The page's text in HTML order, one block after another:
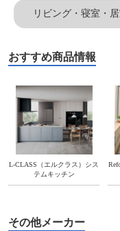
リビング・寝室・
おすすめ商品情報
L-CLASS（エルクラス）シス
テムキッチン
その他メーカー